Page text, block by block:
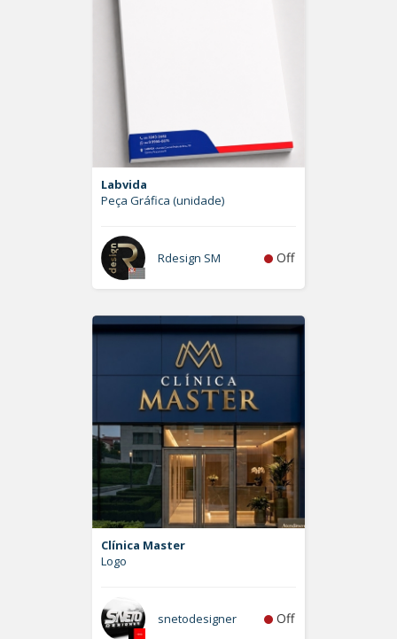
Labvida
Peça Gráfica (unidade)
Rdesign SM Off
Clínica Master
Logo
snetodesigner Off